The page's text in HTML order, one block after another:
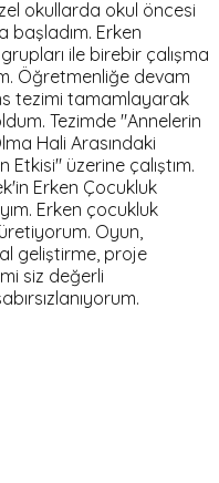
okullarda okul öncesi
Erken
ile birebir çalışma
Öğretmenliğe devam
tezimi tamamlayarak
Tezimde "Annelerin
Hali Arasındaki
Etkisi" üzerine çalıştım.
Erken Çocukluk
Erken çocukluk
Oyun,
geliştirme, proje
siz değerli